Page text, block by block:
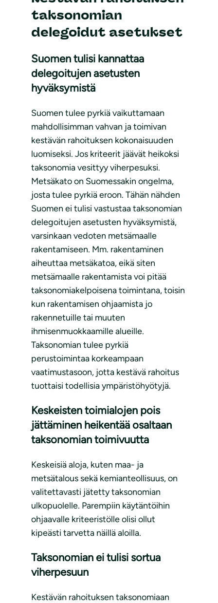
taksonomian
delegoidut asetukset
Suomen tulisi kannattaa
delegoitujen asetusten
hyväksymistä
Suomen tulee pyrkiä vaikuttamaan
mahdollisimman vahvan ja toimivan
kestävän rahoituksen kokonaisuuden
luomiseksi. Jos kriteerit jäävät heikoksi
taksonomia vesittyy viherpesuksi.
Metsäkato on Suomessakin ongelma,
josta tulee pyrkiä eroon. Tähän nähden
Suomen ei tulisi vastustaa taksonomian
delegoitujen asetusten hyväksymistä,
varsinkaan vedoten metsämaalle
rakentamiseen. Mm. rakentaminen
aiheuttaa metsäkatoa, eikä siten
metsämaalle rakentamista voi pitää
taksonomiakelpoisena toimintana, toisin
kun rakentamisen ohjaamista jo
rakennetuille tai muuten
ihmisenmuokkaamille alueille.
Taksonomian tulee pyrkiä
perustoimintaa korkeampaan
vaatimustasoon, jotta kestävä rahoitus
tuottaisi todellisia ympäristöhyötyjä.
Keskeisten toimialojen pois
jättäminen heikentää osaltaan
taksonomian toimivuutta
Keskeisiä aloja, kuten maa- ja
metsätalous sekä kemianteollisuus, on
valitettavasti jätetty taksonomian
ulkopuolelle. Parempiin käytäntöihin
ohjaavalle kriteeristölle olisi ollut
kipeästi tarvetta näillä aloilla.
Taksonomian ei tulisi sortua
viherpesuun
Kestävän rahoituksen taksonomiaan